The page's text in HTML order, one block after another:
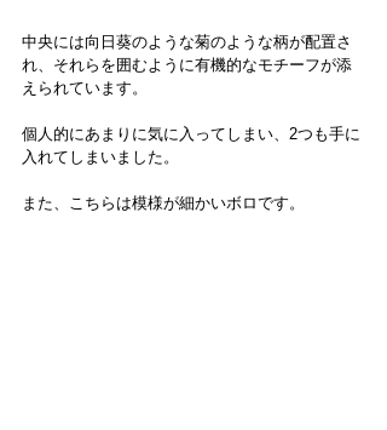
中央には向日葵のような菊のような柄が配置さ
れ、それらを囲むように有機的なモチーフが添
えられています。
個人的にあまりに気に入ってしまい、2つも手に
入れてしまいました。
また、こちらは模様が細かいボロです。